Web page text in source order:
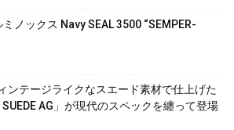
ノックス Navy SEAL 3500 “SEMPER-
ィンテージライクなスエード素材で仕上げた
SUEDE AG」が現代のスペックを纏って登場